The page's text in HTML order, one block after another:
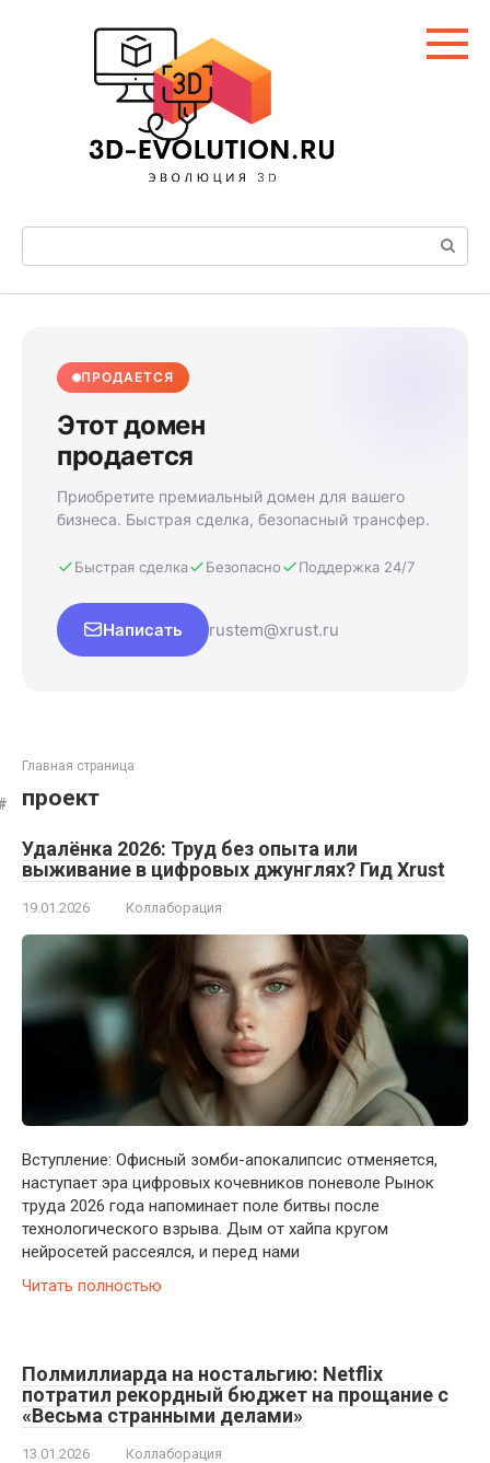
Поиск:
ПРОДАЕТСЯ
Этот домен
продается
Приобретите премиальный домен для вашего
бизнеса. Быстрая сделка, безопасный трансфер.
Быстрая сделка Безопасно Поддержка 24/7
Написать rustem@xrust.ru
Главная страница
проект
Удалёнка 2026: Труд без опыта или
выживание в цифровых джунглях? Гид Xrust
19.01.2026 Коллаборация
Вступление: Офисный зомби-апокалипсис отменяется,
наступает эра цифровых кочевников поневоле Рынок
труда 2026 года напоминает поле битвы после
технологического взрыва. Дым от хайпа кругом
нейросетей рассеялся, и перед нами
Читать полностью
Полмиллиарда на ностальгию: Netflix
потратил рекордный бюджет на прощание с
«Весьма странными делами»
13.01.2026 Коллаборация